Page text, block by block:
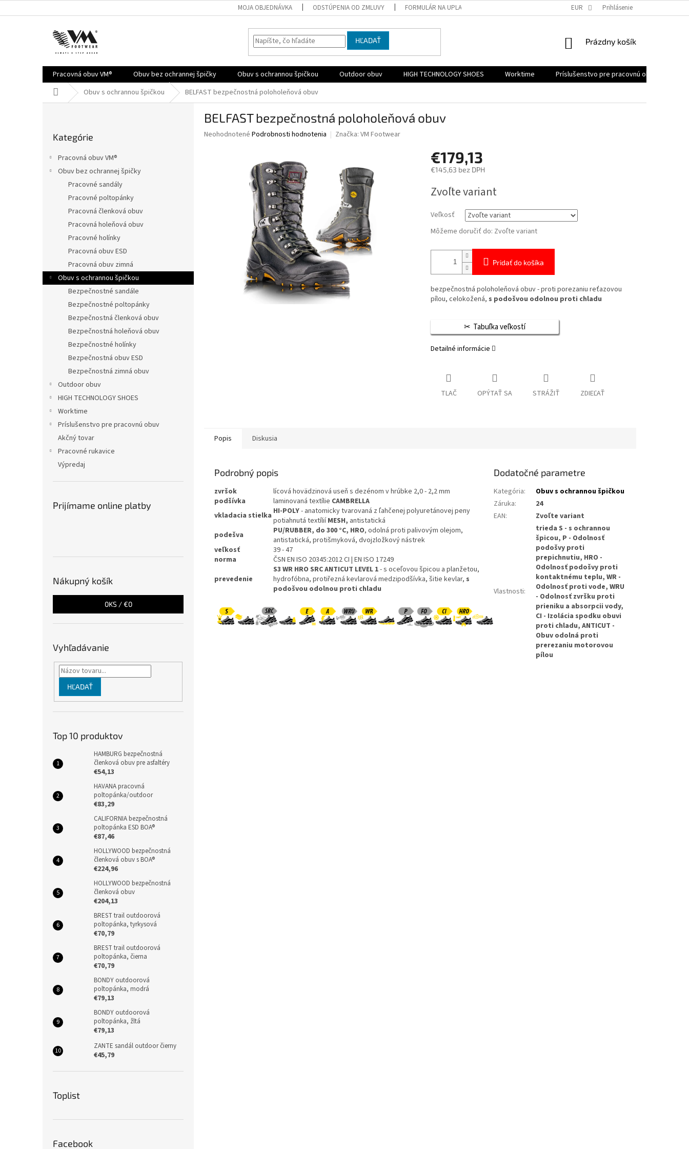
na
MOJA OBJEDNÁVKA ODSTÚPENIA OD ZMLUVY FORMULÁR NA UPLATNENIE REKLAMÁCIE EUR Prihlásenie
HĽADAŤ
NÁKUPNÝ
Prázdny košík
Pracovná obuv VM® Obuv bez ochrannej špičky Obuv s ochrannou špičkou Outdoor obuv HIGH TECHNOLOGY SHOES Worktime Príslušenstvo pre pracovnú obuv
Domov Obuv s ochrannou špičkou BELFAST bezpečnostná poloholeňová obuv
kategórie
Kategórie
Pracovná obuv VM®
Obuv bez ochrannej špičky
Pracovné sandály
Pracovné poltopánky
Pracovná členková obuv
Pracovná holeňová obuv
Pracovné holínky
Pracovná obuv ESD
Pracovná obuv zimná
Obuv s ochrannou špičkou
Bezpečnostné sandále
Bezpečnostné poltopánky
Bezpečnostná členková obuv
Bezpečnostná holeňová obuv
Bezpečnostné holínky
Bezpečnostná obuv ESD
Bezpečnostná zimná obuv
Outdoor obuv
HIGH TECHNOLOGY SHOES
Worktime
Príslušenstvo pre pracovnú obuv
Akčný tovar
Pracovné rukavice
Výpredaj
Prijímame online platby
Nákupný košík
0KS /€0
Vyhľadávanie
HĽADAŤ
Top 10 produktov
HAMBURG bezpečnostná
členková obuv pre asfaltéry
€54,13
HAVANA pracovná
poltopánka/outdoor
€83,29
CALIFORNIA bezpečnostná
poltopánka ESD BOA®
€87,46
HOLLYWOOD bezpečnostná
členková obuv s BOA®
€224,96
HOLLYWOOD bezpečnostná
členková obuv
€204,13
BREST trail outdoorová
poltopánka, tyrkysová
€70,79
BREST trail outdoorová
poltopánka, čierna
€70,79
BONDY outdoorová
poltopánka, modrá
€79,13
BONDY outdoorová
poltopánka, žltá
€79,13
ZANTE sandál outdoor čierny
€45,79
Toplist
Facebook
BELFAST bezpečnostná poloholeňová obuv
Priemerné
Neohodnotené Podrobnosti hodnotenia Značka: VM Footwear
€179,13
€145,63 bez DPH
cena:
Zvoľte variant
Veľkosť
Môžeme doručiť do: Zvoľte variant
Pridať do košíka
bezpečnostná poloholeňová obuv - proti porezaniu reťazovou
pílou, celokožená, s podošvou odolnou proti chladu
Tabuľka veľkostí
Detailné informácie
TLAČ OPÝTAŤ SA STRÁŽIŤ ZDIEĽAŤ
Popis Diskusia
Podrobný popis
zvršok
lícová hovädzinová useň s dezénom v hrúbke 2,0 - 2,2 mm
podšívka
laminovaná textílie CAMBRELLA
vkladacia stielka HI-POLY- anatomicky tvarovaná z ľahčenej polyuretánovej peny
potiahnutá textíliíMESH, antistatická
podešva
PU/RUBBER, do 300 °C, HRO, odolná proti palivovým olejom,
antistatická, protišmyková, dvojzložkový nástrek
veľkosť
39 - 47
norma
ČSN EN ISO 20345:2012 CI | EN ISO 17249
prevedenie
S3 WR HRO SRC ANTICUT LEVEL 1- s oceľovou špicou a planžetou,
hydrofóbna, protiřezná kevlarová medzipodšívka, šitie kevlar, s
podošvou odolnou proti chladu
Dodatočné parametre
Kategória:
Obuv s ochrannou špičkou
Záruka:
24
EAN: Zvoľte variant
Vlastnosti:
trieda S - s ochrannou
špicou, P - Odolnosť
podošvy proti
prepichnutiu, HRO -
Odolnosť podošvy proti
kontaktnému teplu, WR -
Odolnosť proti vode, WRU
- Odolnosť zvršku proti
prieniku a absorpcii vody,
CI - Izolácia spodku obuvi
proti chladu, ANTICUT -
Obuv odolná proti
prerezaniu motorovou
pílou